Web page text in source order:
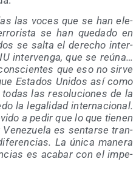
las voces que se han ele­
se han que­da­do en
se sal­ta el dere­cho inter­
inter­ven­ga, que se reúna…
que eso no sir­ve
Esta­dos Uni­dos así como
las reso­lu­cio­nes de la
la lega­li­dad inter­na­cio­nal.
a pedir que lo que tie­nen
es sen­tar­se tran­
La úni­ca mane­ra
es aca­bar con el impe­